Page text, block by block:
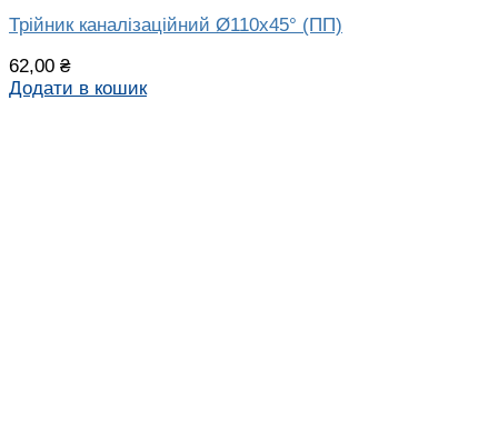
Трійник каналізаційний Ø110х45° (ПП)
62,00 ₴
Додати в кошик